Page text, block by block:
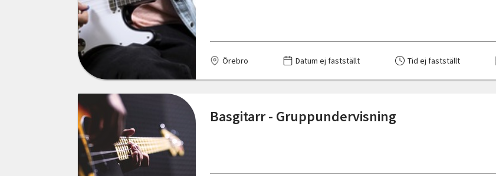
Södermanlands län
Uppsala län
Värmlands län
Västernorrlands län
Västmanlands län
Västra Götalands län
Örebro Datum ej fastställt Tid ej fastställt
Basgitarr - Gruppundervisning